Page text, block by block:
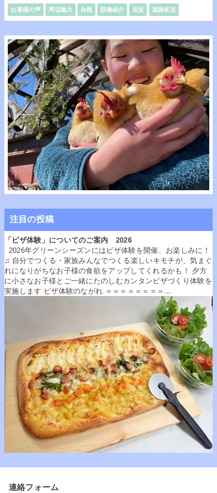
お客様の声 周辺魅力 自然 設備紹介 近況 道路状況
注目の投稿
「ピザ体験」についてのご案内 2026
2026年グリーンシーズンにはピザ体験を開催、お楽しみに！
♫ 自分でつくる・家族みんなでつくる楽しいキモチが、気まぐ
れになりがちなお子様の食欲をアップしてくれるかも！ 夕方
に小さなお子様とご一緒にたのしむカンタンピザづくり体験を
実施します ピザ体験のながれ ＝＝＝＝＝＝＝＝...
連絡フォーム